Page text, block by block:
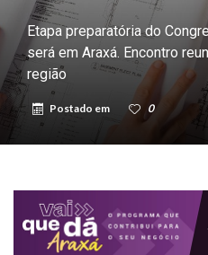
Etapa preparatória do
será em Araxá. Encontro
região
Postado em 0